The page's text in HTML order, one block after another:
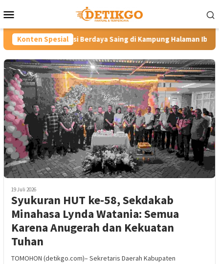
ke
Mobile
Konten Spesial
Saing di Kampung Halaman Ibunda Presiden
19 Juli 2026
Syukuran HUT ke-58, Sekdakab
Minahasa Lynda Watania: Semua
Karena Anugerah dan Kekuatan
Tuhan
TOMOHON (detikgo.com)– Sekretaris Daerah Kabupaten